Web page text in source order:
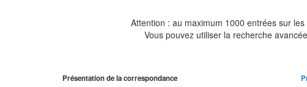
Attention : au maximum 1000 entrées sur
Vous pouvez utiliser la recherche
Présentation de la correspondance